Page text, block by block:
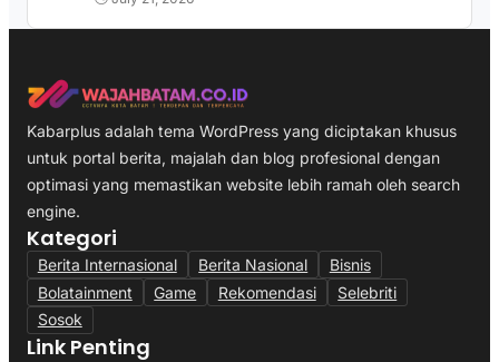
Kabarplus adalah tema WordPress yang diciptakan khusus
untuk portal berita, majalah dan blog profesional dengan
optimasi yang memastikan website lebih ramah oleh search
engine.
Kategori
Berita Internasional Berita Nasional
Bisnis
Bolatainment
Game Rekomendasi
Selebriti
Sosok
Link Penting